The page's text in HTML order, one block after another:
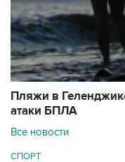
Пляжи в
атаки БПЛА
Все новости
СПОРТ